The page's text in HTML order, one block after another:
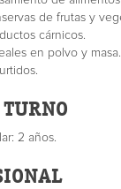
de frutas y
cárnicos.
en polvo y masa.
2 años.